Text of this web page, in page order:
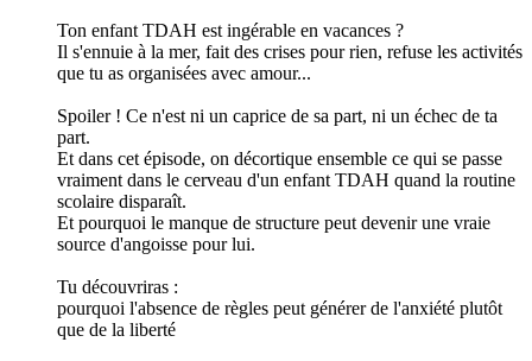
Ton enfant TDAH est ingérable en vacances ?
Il s'ennuie à la mer, fait des crises pour rien, refuse les activités
que tu as organisées avec amour...
Spoiler ! Ce n'est ni un caprice de sa part, ni un échec de ta
part.
Et dans cet épisode, on décortique ensemble ce qui se passe
vraiment dans le cerveau d'un enfant TDAH quand la routine
scolaire disparaît.
Et pourquoi le manque de structure peut devenir une vraie
source d'angoisse pour lui.
Tu découvriras :
pourquoi l'absence de règles peut générer de l'anxiété plutôt
que de la liberté